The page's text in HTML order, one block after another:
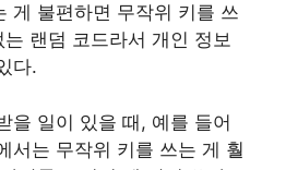
게 불편하면 무작위 키를 쓰
랜덤 코드라서 개인 정보
다.
을 일이 있을 때, 예를 들어
서는 무작위 키를 쓰는 게 훨